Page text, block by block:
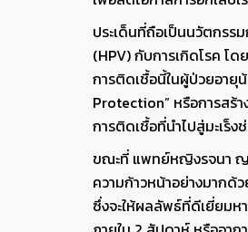
ประเด็นที่ถือเป็นนวัตกร
(HPV) กับการเกิดโรค โ
การติดเชื้อนี้ในผู้ป่วยอายุ
Protection” หรือการสร้
การติดเชื้อที่นำไปสู่มะเร็
ขณะที่ แพทย์หญิงรจนา ญ
ความก้าวหน้าอย่างมากด้
ซึ่งจะให้ผลลัพธ์ที่ดีเยี่ยมห